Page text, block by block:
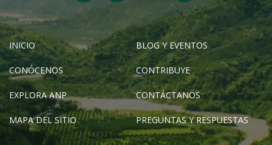
INICIO BLOG Y EVENTOS
CONÓCENOS CONTRIBUYE
EXPLORA ANP CONTÁCTANOS
MAPA DEL SITIO PREGUNTAS Y RESPUESTAS